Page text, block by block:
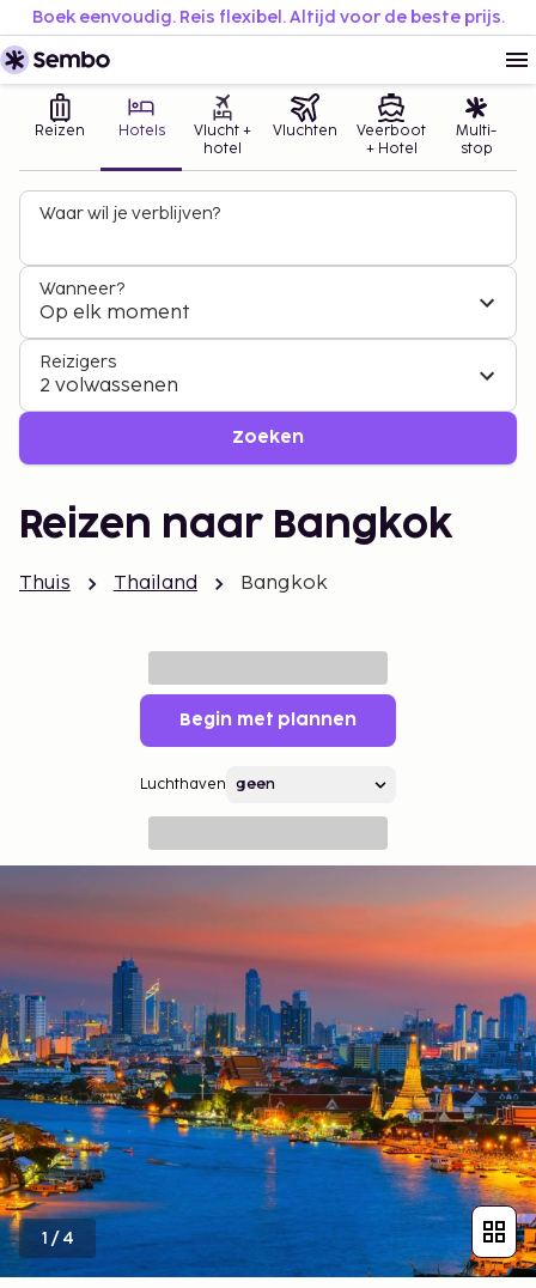
Boek eenvoudig. Reis flexibel. Altijd voor de beste prijs.
Reizen Hotels
Vlucht +
hotel
Vluchten
Veerboot
+ Hotel
Multi-
stop
Waar wil je verblijven?
Wanneer?
Op elk moment
Reizigers
2 volwassenen
Zoeken
Reizen naar Bangkok
Thuis Thailand Bangkok
Begin met plannen
Luchthaven
1 /4